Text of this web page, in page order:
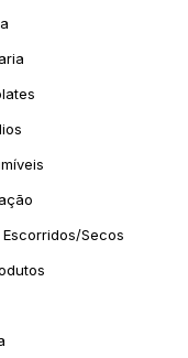
Escorridos/secos